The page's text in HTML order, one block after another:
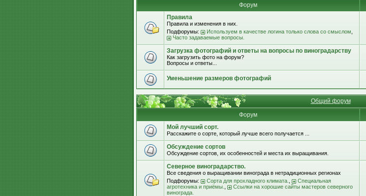
Форум
Правила
Правила и изменения в них.
Подфорумы:
Используем в качестве логина только слова со смыслом
Часто задаваемые вопросы.
Загрузка фотографий и ответы на вопросы по виноградарству
Как загрузить фото на форум?
Вопросы и ответы...
Уменьшение размеров фотографий
Общий форум
Форум
Мой лучший сорт.
Расскажите о сорте, который лучше всего получается ...
Обсуждение сортов
Обсуждение сортов, их особенностей и места их выращивания.
Северное виноградарство.
Все сведения о выращивании винограда в нетрадиционных регионах
Подфорумы:
Сорта для прохладного климата.
Специальная
агротехника и приёмы.
Ссылки на хорошие сайты мастеров северного
винограда.